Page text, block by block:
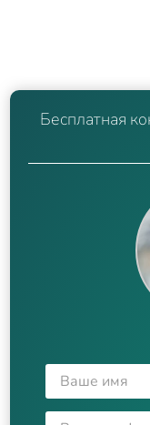
Бесплатная